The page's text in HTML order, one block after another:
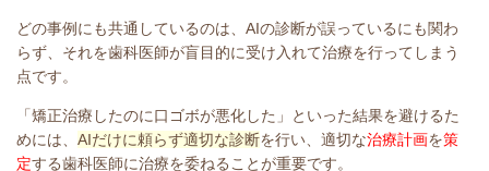
どの事例にも共通しているのは、AIの診断が誤っているにも関わ
らず、それを歯科医師が盲目的に受け入れて治療を行ってしまう
点です。
「矯正治療したのに口ゴボが悪化した」といった結果を避けるた
めには、 AIだけに頼らず適切な診断を行い、適切な治療計画を策
定する歯科医師に治療を委ねることが重要です。